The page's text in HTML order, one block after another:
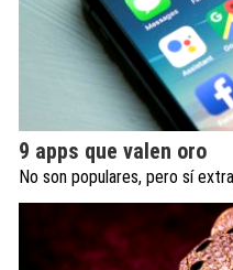
9 apps que valen oro
No son populares, pero sí